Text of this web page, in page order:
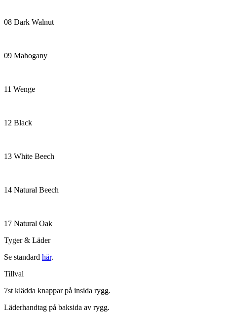
08 Dark Walnut
09 Mahogany
11 Wenge
12 Black
13 White Beech
14 Natural Beech
17 Natural Oak
Tyger & Läder
Se standard här.
Tillval
7st klädda knappar på insida rygg.
Läderhandtag på baksida av rygg.